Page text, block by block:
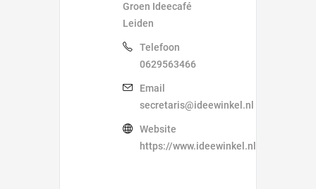
Groen Ideecafé
Leiden
Telefoon
0629563466
Email
secretaris@ideewinkel.nl
Website
https://www.ideewinkel.nl/